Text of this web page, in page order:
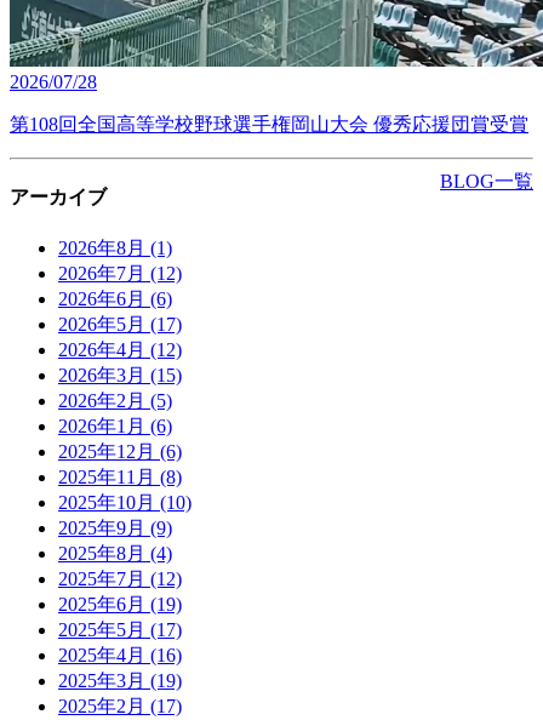
2026/07/28
第108回全国高等学校野球選手権岡山大会 優秀応援団賞受賞
BLOG一覧
アーカイブ
2026年8月 (1)
2026年7月 (12)
2026年6月 (6)
2026年5月 (17)
2026年4月 (12)
2026年3月 (15)
2026年2月 (5)
2026年1月 (6)
2025年12月 (6)
2025年11月 (8)
2025年10月 (10)
2025年9月 (9)
2025年8月 (4)
2025年7月 (12)
2025年6月 (19)
2025年5月 (17)
2025年4月 (16)
2025年3月 (19)
2025年2月 (17)